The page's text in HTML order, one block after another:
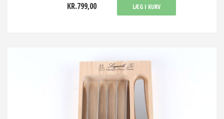
KR.799,00 LÆG I KURV